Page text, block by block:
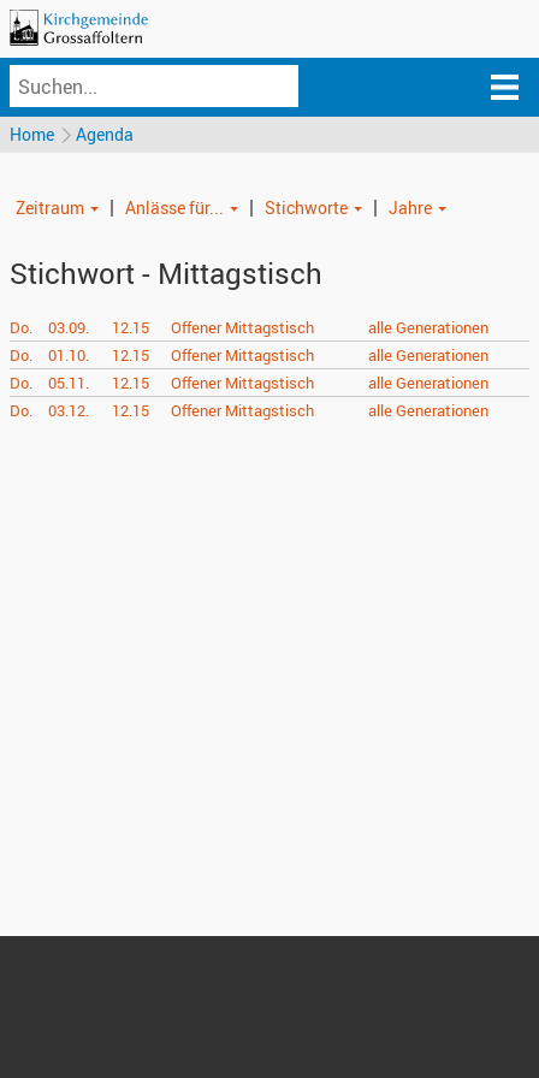
Home Agenda
Zeitraum | Anlässe für... | Stichworte | Jahre
Stichwort - Mittagstisch
Do. 03.09. 12.15 Offener Mittagstisch
alle Generationen
Do.
01.10. 12.15 Offener Mittagstisch
alle Generationen
Do.
05.11. 12.15 Offener Mittagstisch
alle Generationen
Do.
03.12. 12.15 Offener Mittagstisch alle Generationen